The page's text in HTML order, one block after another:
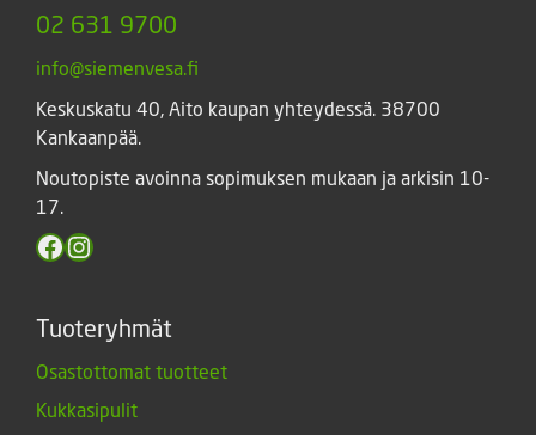
02 631 9700
info@siemenvesa.fi
Keskuskatu 40, Aito kaupan yhteydessä. 38700
Kankaanpää.
Noutopiste avoinna sopimuksen mukaan ja arkisin 10-
17.
Facebook
Instagram
Tuoteryhmät
Osastottomat tuotteet
Kukkasipulit